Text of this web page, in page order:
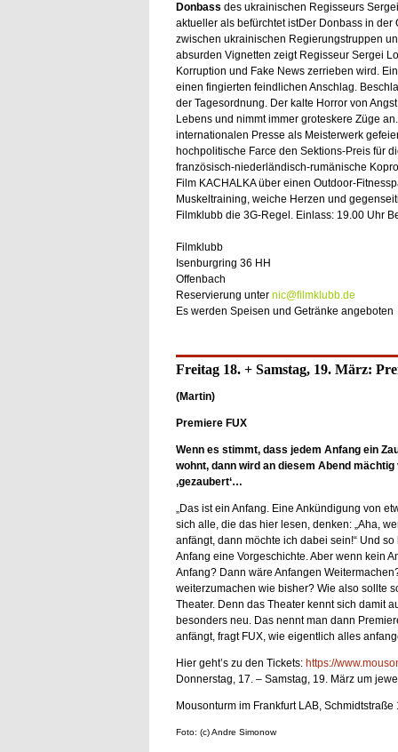
Donbass des ukrainischen Regisseurs
aktueller als befürchtet istDer Donbass in
zwischen ukrainischen Regierungstruppen
absurden Vignetten zeigt Regisseur Sergei
Korruption und Fake News zerrieben wird.
einen fingierten feindlichen Anschlag.
der Tagesordnung. Der kalte Horror von
Lebens und nimmt immer groteskere Züge
internationalen Presse als Meisterwerk
hochpolitische Farce den Sektions-Preis für
französisch-niederländisch-rumänische
Film KACHALKA über einen Outdoor-
Muskeltraining, weiche Herzen und
Filmklubb die 3G-Regel. Einlass: 19.00 Uhr
Filmklubb
Isenburgring 36 HH
Offenbach
Reservierung unter nic@filmklubb.de
Es werden Speisen und Getränke angeboten
Freitag 18. + Samstag, 19. März:
(Martin)
Premiere FUX
Wenn es stimmt, dass jedem Anfang ein
wohnt, dann wird an diesem Abend mächtig
‚gezaubert‘…
„Das ist ein Anfang. Eine Ankündigung von
sich alle, die das hier lesen, denken: „Aha,
anfängt, dann möchte ich dabei sein!“ Und so
Anfang eine Vorgeschichte. Aber wenn kein
Anfang? Dann wäre Anfangen
weiterzumachen wie bisher? Wie also sollte
Theater. Denn das Theater kennt sich damit
besonders neu. Das nennt man dann
anfängt, fragt FUX, wie eigentlich alles
Hier geht’s zu den Tickets: https://
Donnerstag, 17. – Samstag, 19. März um
Mousonturm im Frankfurt LAB,
Foto: (c) Andre Simonow